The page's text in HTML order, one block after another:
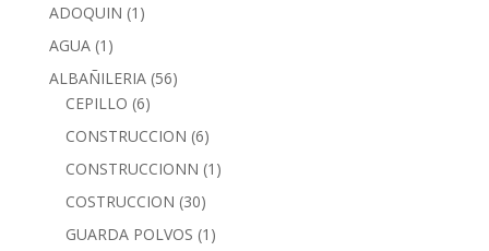
ADOQUIN (1)
AGUA (1)
ALBAÑILERIA (56)
CEPILLO (6)
CONSTRUCCION (6)
CONSTRUCCIONN (1)
COSTRUCCION (30)
GUARDA POLVOS (1)